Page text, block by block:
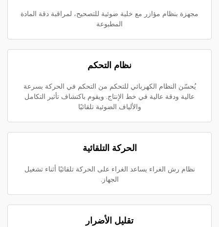
مجهزة بنظام مؤازر مع خلية ضوئية للتصحيح، لمراقبة دقة المادة
المطبوعة
نظام التحكم
يُحسّن النظام الكهربائي للتحكم من التحكم في الحركة بسرعة
عالية ودقة عالية في خط الإنتاج. ويقوم باكتشاف تأثير التكامل
والألياف الضوئية تلقائيًا
الحركة التلقائية
نظام رش الغراء يساعد الغراء على الحركة تلقائيًا أثناء تشغيل
الجهاز.
تقليل الأضرار